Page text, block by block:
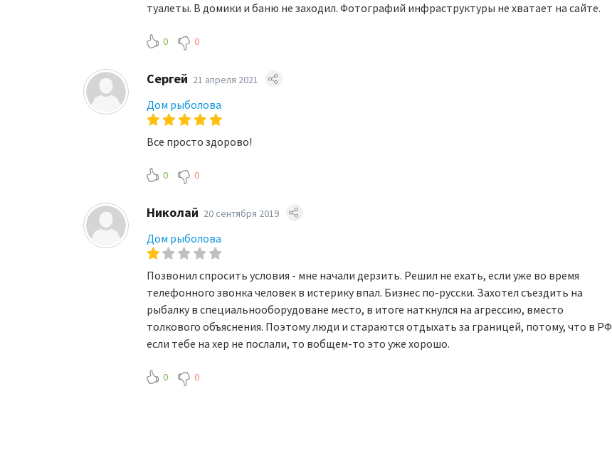
туалеты. В домики и баню не заходил. Фотографий инфраструктуры не хватает на сайте.
0 0
Сергей 21 апреля 2021
Дом рыболова
Все просто здорово!
0 0
Николай 20 сентября 2019
Дом рыболова
Позвонил спросить условия - мне начали дерзить. Решил не ехать, если уже во время
телефонного звонка человек в истерику впал. Бизнес по-русски. Захотел съездить на
рыбалку в специальнооборудоване место, в итоге наткнулся на агрессию, вместо
толкового объяснения. Поэтому люди и стараются отдыхать за границей, потому, что в РФ
если тебе на хер не послали, то вобщем-то это уже хорошо.
0 0